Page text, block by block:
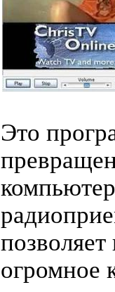
Это
огромное